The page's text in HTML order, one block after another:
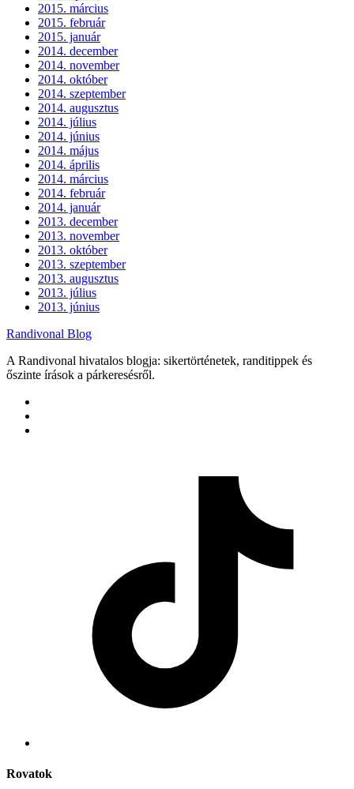
2015. március
2015. február
2015. január
2014. december
2014. november
2014. október
2014. szeptember
2014. augusztus
2014. július
2014. június
2014. május
2014. április
2014. március
2014. február
2014. január
2013. december
2013. november
2013. október
2013. szeptember
2013. augusztus
2013. július
2013. június
Randivonal Blog
A Randivonal hivatalos blogja: sikertörténetek, randitippek és
őszinte írások a párkeresésről.
Rovatok